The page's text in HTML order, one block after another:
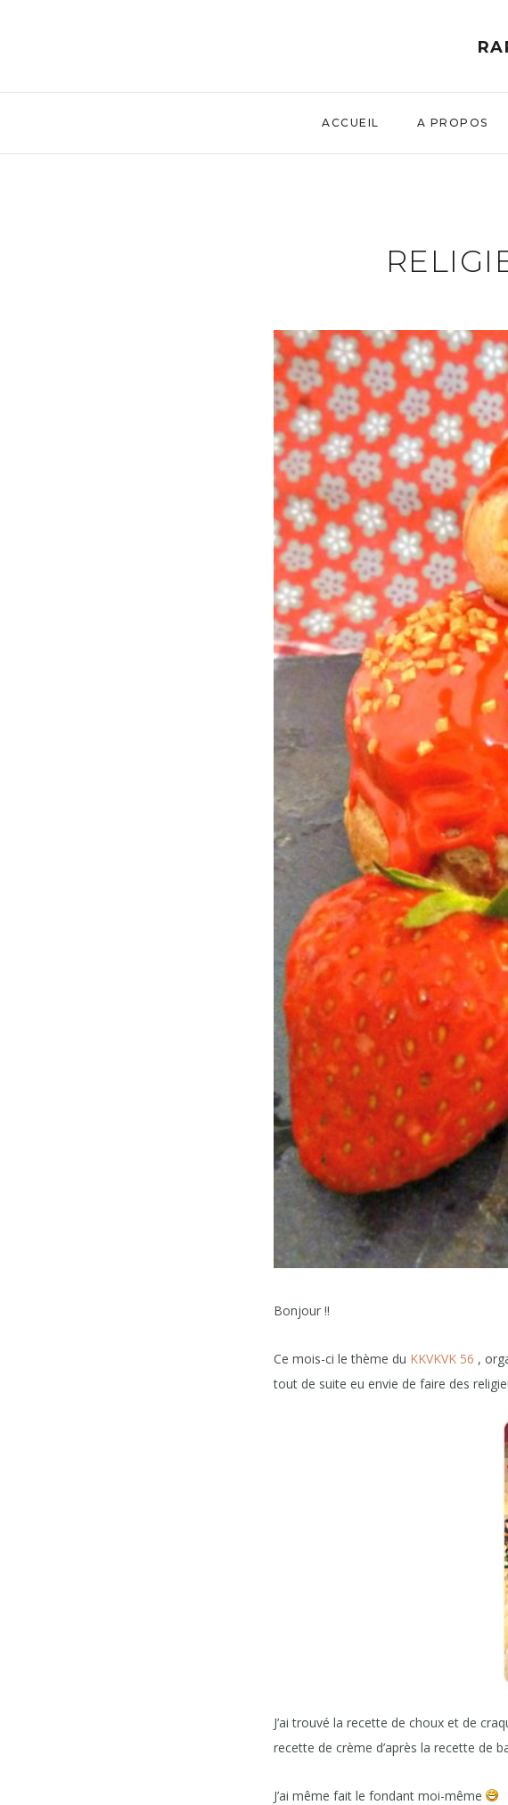
ACCUEIL A PROPOS
Bonjour !!
Ce mois-ci le thème du KKVKVK 56 ,
tout de suite eu envie de faire des
J’ai trouvé la recette de choux et de
recette de crème d’après la recette de
J’ai même fait le fondant moi-même